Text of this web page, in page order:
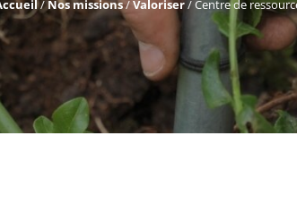
/Nos missions/Valoriser/Centre de